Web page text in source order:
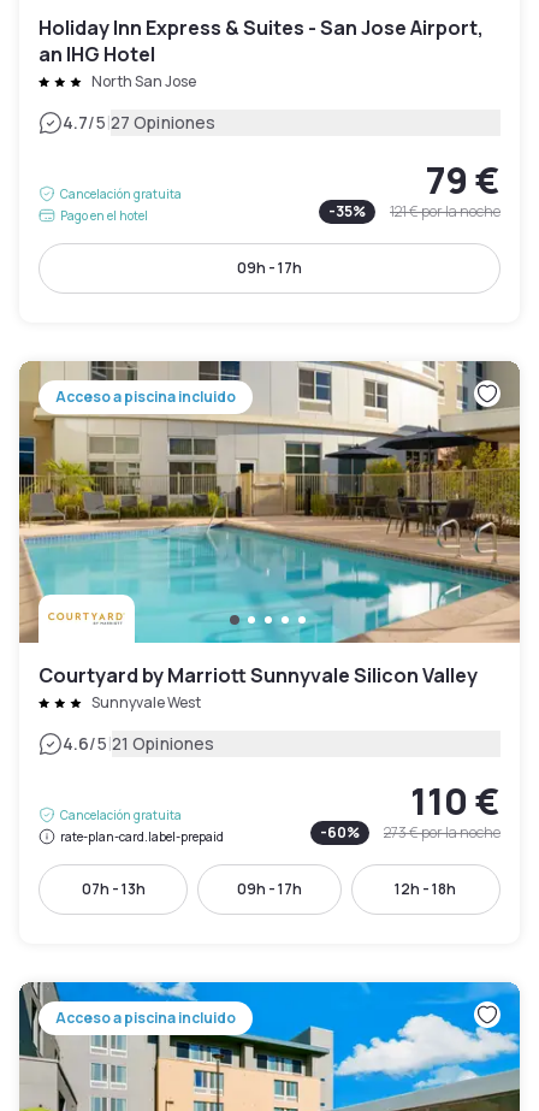
Holiday Inn Express & Suites - San Jose Airport,
an IHG Hotel
North San Jose
4.7/5|27 Opiniones
Cancelación gratuita
Pago en el hotel
79 €
-35% 121 €por la noche
09h - 17h
Acceso a piscina incluido
Courtyard by Marriott Sunnyvale Silicon Valley
Sunnyvale West
4.6/5|21 Opiniones
Cancelación gratuita
rate-plan-card.label-prepaid
110 €
-60% 273 €por la noche
07h - 13h 09h - 17h 12h - 18h
Acceso a piscina incluido